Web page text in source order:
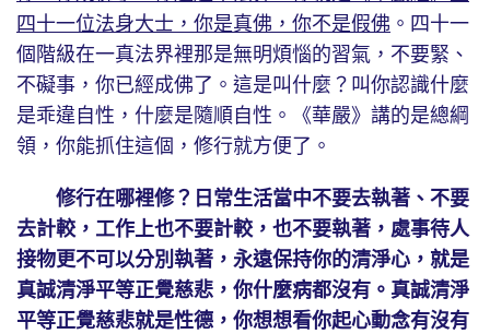
四十一位法身大士，你是真佛，你不是假佛 。四十一
個階級在一真法界裡那是無明煩惱的習氣，不要緊、
不礙事，你已經成佛了。這是叫什麼？叫你認識什麼
是乖違自性，什麼是隨順自性。《華嚴》講的是總綱
領，你能抓住這個，修行就方便了。
修行在哪裡修？日常生活當中不要去執著、不要
去計較，工作上也不要計較，也不要執著，處事待人
接物更不可以分別執著，永遠保持你的清淨心，就是
真誠清淨平等正覺慈悲，你什麼病都沒有。真誠清淨
平等正覺慈悲就是性德，你想想看你起心動念有沒有